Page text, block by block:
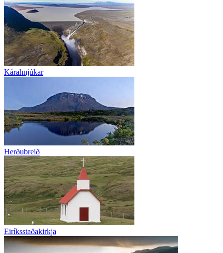
Kárahnjúkar
Herðubreið
Eiríksstaðakirkja